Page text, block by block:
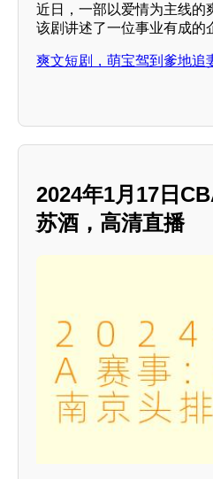
近日，一部以爱情为主线的
该剧讲述了一位事业有成的
爽文短剧，萌宝驾到爹地追
2024年1月17日
苏酒，高清直播